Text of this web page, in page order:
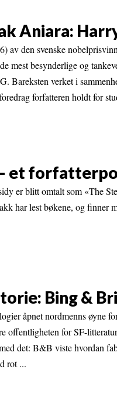
Aniara:
av den svenske
mest besynderlige og
Bareksten verket i
forfatteren holdt for
– et
er blitt omtalt som «The
har lest bøkene, og finner
Bing &
åpnet nordmenns øyne
offentligheten for SF-
det: B&B viste hvordan
rot ...